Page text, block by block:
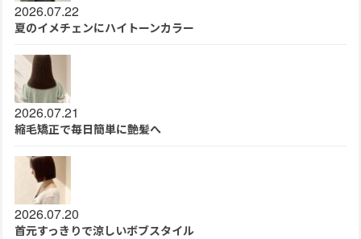
2026.07.22
夏のイメチェンにハイトーンカラー
2026.07.21
縮毛矯正で毎日簡単に艶髪へ
2026.07.20
首元すっきりで涼しいボブスタイル